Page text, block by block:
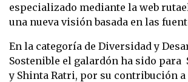
especializado mediante la web
una nueva visión basada en las
En la categoría de Diversidad y
Sostenible el galardón ha sido para
y Shinta Ratri, por su contribución a